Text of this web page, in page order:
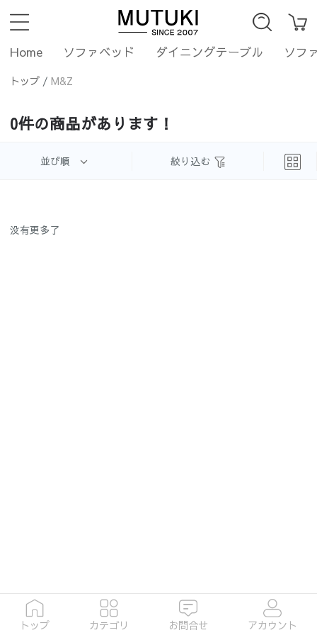
Home ソファベッド ダイニングテーブル ソフ
トップ /M&Z
0件の商品があります！
並び順 絞り込む
没有更多了
トップ カテゴリ お問合せ アカウント